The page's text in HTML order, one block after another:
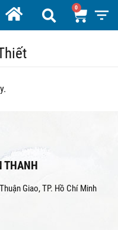
THANH
Giao, TP. Hồ Chí Minh